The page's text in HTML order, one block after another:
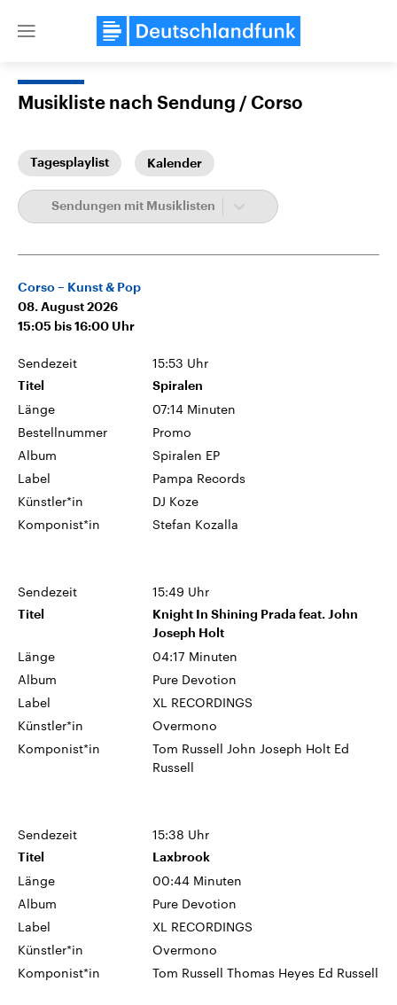
Close
Landtagswahl Sachsen-Anhalt
2026
September 2026 einen neuen
Landtag. Seit 2021 wird das
Bundesland von einer Koalition aus
CDU, SPD und FDP regiert.-
Wahlprogramme, aktuelle Berichte
und Hintergründe zu den Parteien
und Kandidaten der anstehenden
Wahl.
Sendungen Programm
Audio-Archiv
Musikliste nach Sendung Corso
Tagesplaylist Kalender
Sendungen mit Musiklisten
Corso – Kunst & Pop
08. August 2026
15:05 bis 16:00 Uhr
Sendezeit 15:53 Uhr
Titel Spiralen
Länge
07:14 Minuten
Bestellnummer
Promo
Album
Spiralen EP
Label
Pampa Records
Künstler*in
DJ Koze
Komponist*in
Stefan Kozalla
Sendezeit 15:49 Uhr
Titel
Knight In Shining Prada feat. John
Joseph Holt
Länge
04:17 Minuten
Album
Pure Devotion
Label
XL RECORDINGS
Künstler*in
Overmono
Komponist*in
Tom Russell John Joseph Holt Ed
Russell
Sendezeit 15:38 Uhr
Titel Laxbrook
Länge
00:44 Minuten
Album
Pure Devotion
Label
XL RECORDINGS
Künstler*in
Overmono
Komponist*in
Tom Russell Thomas Heyes Ed Russell